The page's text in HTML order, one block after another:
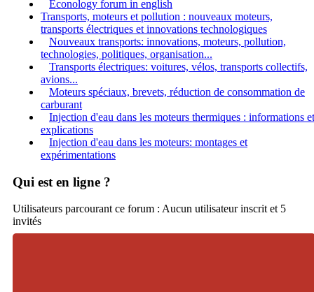
Econology forum in english
Transports, moteurs et pollution : nouveaux moteurs,
transports électriques et innovations technologiques
Nouveaux transports: innovations, moteurs, pollution,
technologies, politiques, organisation...
Transports électriques: voitures, vélos, transports collectifs,
avions...
Moteurs spéciaux, brevets, réduction de consommation de
carburant
Injection d'eau dans les moteurs thermiques : informations et
explications
Injection d'eau dans les moteurs: montages et
expérimentations
Qui est en ligne ?
Utilisateurs parcourant ce forum : Aucun utilisateur inscrit et 5
invités